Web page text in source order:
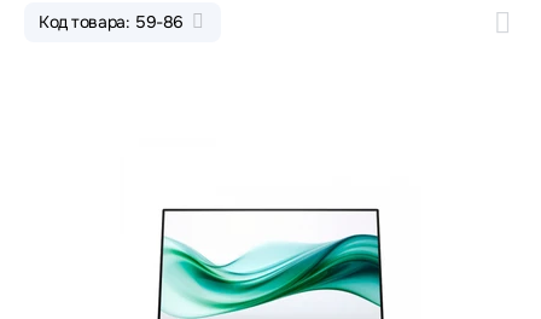
Код товара: 59-86